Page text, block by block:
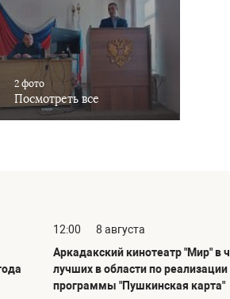
2 фото
Посмотреть все
12:00
8 августа
Аркадакский кинотеатр "Мир" в
лучших в области по реализации
программы "Пушкинская карта"